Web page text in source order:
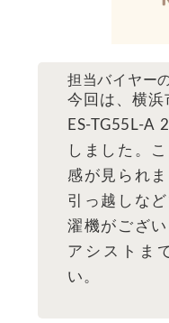
担当バイヤー
今回は、横浜
ES-TG55L-A
しました。
感が見られ
引っ越しな
濯機がござ
アシストま
い。